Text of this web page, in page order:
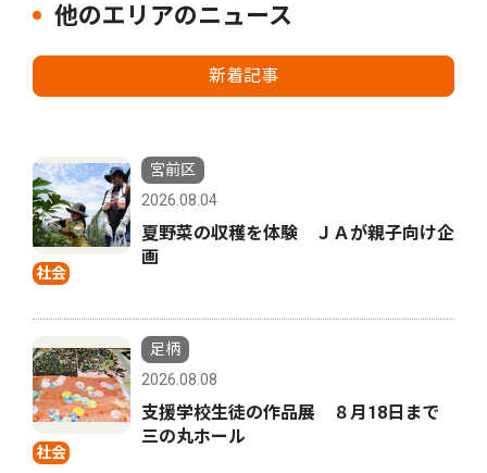
他のエリアのニュース
新着記事
社会
宮前区
2026.08.04
夏野菜の収穫を体験 ＪＡが親子向け企
画
社会
足柄
2026.08.08
支援学校生徒の作品展 ８月18日まで
三の丸ホール